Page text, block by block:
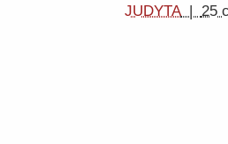
JUDYTA| 25